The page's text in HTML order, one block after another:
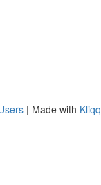
| Made with